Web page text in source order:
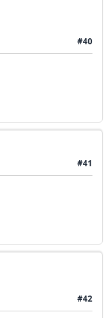
#40
#41
#42